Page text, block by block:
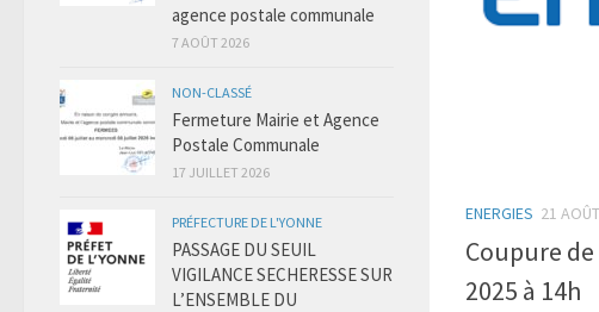
ENERGIES 21
Coupure
2025 à 14h
agence postale communale
7 AOÛT 2026
NON-CLASSÉ
Fermeture Mairie et Agence
Postale Communale
17 JUILLET 2026
PRÉFECTURE DE L'YONNE
PASSAGE DU SEUIL
VIGILANCE SECHERESSE SUR
L’ENSEMBLE DU